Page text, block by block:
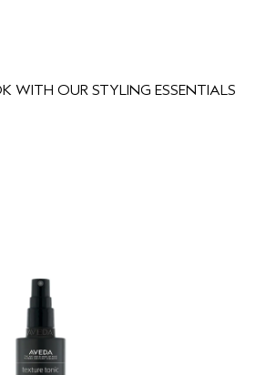
WITH OUR STYLING ESSENTIALS